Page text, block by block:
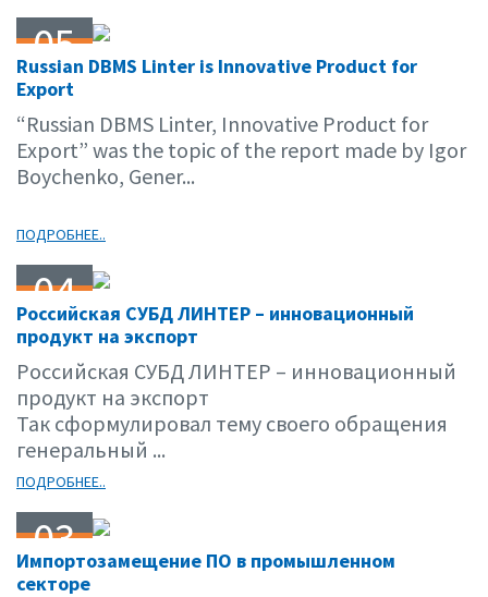
05
03.15
Russian DBMS Linter is Innovative Product for
Export
“Russian DBMS Linter, Innovative Product for
Export” was the topic of the report made by Igor
Boychenko, Gener...
ПОДРОБНЕЕ..
04
03.15
Российская СУБД ЛИНТЕР – инновационный
продукт на экспорт
Российская СУБД ЛИНТЕР – инновационный
продукт на экспорт
Так сформулировал тему своего обращения
генеральный ...
ПОДРОБНЕЕ..
03
03.15
Импортозамещение ПО в промышленном
секторе